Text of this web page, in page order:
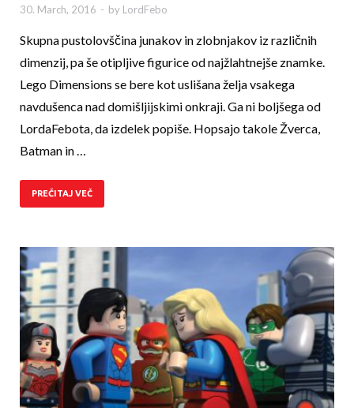
30. March, 2016 - by LordFebo
Skupna pustolovščina junakov in zlobnjakov iz različnih
dimenzij, pa še otipljive figurice od najžlahtnejše znamke.
Lego Dimensions se bere kot uslišana želja vsakega
navdušenca nad domišljijskimi onkraji. Ga ni boljšega od
LordaFebota, da izdelek popiše. Hopsajo takole Žverca,
Batman in …
PREČITAJ VEČ